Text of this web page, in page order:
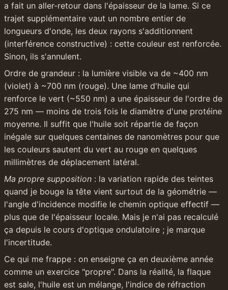
a fait un aller-retour dans l'épaisseur de la lame. Si ce
trajet supplémentaire vaut un nombre entier de
longueurs d'onde, les deux rayons s'additionnent
(interférence constructive) : cette couleur est renforcée.
Sinon, ils s'annulent.
Ordre de grandeur : la lumière visible va de ~400 nm
(violet) à ~700 nm (rouge). Une lame d'huile qui
renforce le vert (~550 nm) a une épaisseur de l'ordre de
275 nm — moins de trois fois le diamètre d'une protéine
moyenne. Il suffit que l'huile soit répartie de façon
inégale sur quelques centaines de nanomètres pour que
les couleurs sautent du vert au rouge en quelques
millimètres de déplacement latéral.
Ma propre supposition : la variation rapide des teintes
quand je bouge la tête vient surtout de la géométrie —
l'angle d'incidence modifie le chemin optique effectif —
plus que de l'épaisseur locale. Mais je n'ai pas recalculé
ça depuis le cours d'optique ondulatoire ; je marque
l'incertitude.
Ce qui me frappe : on enseigne ça en deuxième année
comme un exercice "propre". Dans la réalité, la flaque
est sale, l'huile est un mélange, l'indice de réfraction